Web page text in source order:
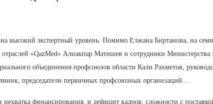
высокий экспертный уровень. Помимо Елжана Биртанова, на
«QazMed» Алиакпар Матишев и сотрудники Министерства
объединения профсоюзов области Кали Рахметов,
председатели первичных профсоюзных организаций…
финансирования, и дефицит кадров, сложности с